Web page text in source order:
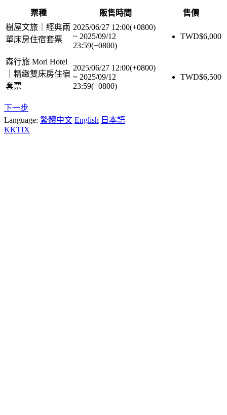
票種 販售時間
售價
樹屋文旅｜經典兩
單床房住宿套票
2025/06/27 12:00(+0800)
~ 2025/09/12
23:59(+0800)
TWD$6,000
森行旅 Mori Hotel
｜精緻雙床房住宿
套票
2025/06/27 12:00(+0800)
~ 2025/09/12
23:59(+0800)
TWD$6,500
下一步
Language: 繁體中文 English 日本語
KKTIX